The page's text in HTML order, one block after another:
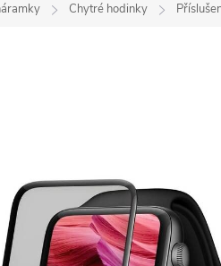
Chytré hodinky